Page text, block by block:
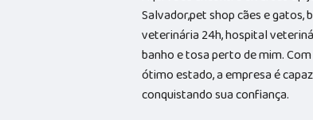
Salvador,pet shop cães e gatos,
veterinária 24h, hospital
banho e tosa perto de mim.
ótimo estado, a empresa é
conquistando sua confiança.